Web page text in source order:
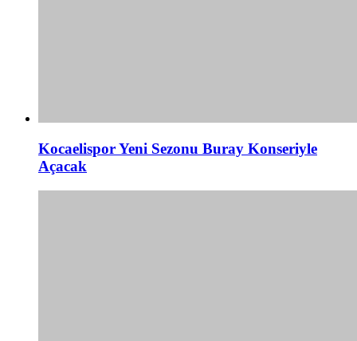
Kocaelispor Yeni Sezonu Buray Konseriyle
Açacak